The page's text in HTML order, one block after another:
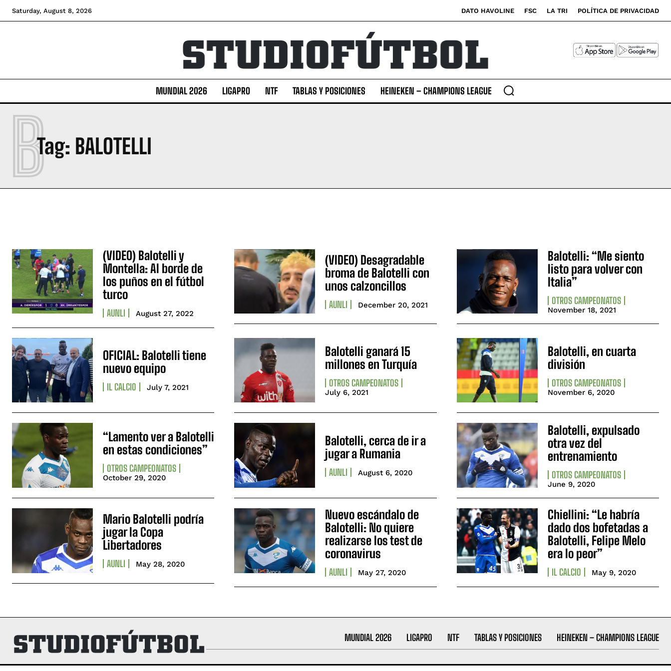
Saturday, August 8, 2026 DATO HAVOLINE FSC LA TRI POLÍTICA DE PRIVACIDAD
MUNDIAL 2026 LIGAPRO NTF TABLAS Y POSICIONES HEINEKEN – CHAMPIONS LEAGUE
Tag: BALOTELLI
B
(VIDEO) Balotelli y
Montella: Al borde de
los puños en el fútbol
turco
AUNLI August 27, 2022
(VIDEO) Desagradable
broma de Balotelli con
unos calzoncillos
AUNLI December 20, 2021
Balotelli: “Me siento
listo para volver con
Italia”
OTROS CAMPEONATOS
November 18, 2021
OFICIAL: Balotelli tiene
nuevo equipo
IL CALCIO July 7, 2021
Balotelli ganará 15
millones en Turquía
OTROS CAMPEONATOS
July 6, 2021
Balotelli, en cuarta
división
OTROS CAMPEONATOS
November 6, 2020
“Lamento ver a Balotelli
en estas condiciones”
OTROS CAMPEONATOS
October 29, 2020
Balotelli, cerca de ir a
jugar a Rumania
AUNLI August 6, 2020
Balotelli, expulsado
otra vez del
entrenamiento
OTROS CAMPEONATOS
June 9, 2020
Mario Balotelli podría
jugar la Copa
Libertadores
AUNLI May 28, 2020
Nuevo escándalo de
Balotelli: No quiere
realizarse los test de
coronavirus
AUNLI May 27, 2020
Chiellini: “Le habría
dado dos bofetadas a
Balotelli, Felipe Melo
era lo peor”
IL CALCIO May 9, 2020
MUNDIAL 2026 LIGAPRO NTF TABLAS Y POSICIONES HEINEKEN – CHAMPIONS LEAGUE